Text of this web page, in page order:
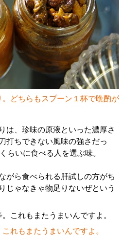
どちらもスプーン１杯で晩酌が
は、珍味の原液といった濃厚さ
打ちできない風味の強さだっ
らいに食べる人を選ぶ味。
がら食べられる肝試しの方がち
じゃなきゃ物足りないぜという
れもまたうまいんですよ。